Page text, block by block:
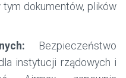
dokumentów, plików
Bezpieczeństwo
instytucji rządowych i